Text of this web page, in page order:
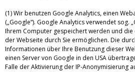
(1) Wir benutzen Google Analytics, einen
(„Google“). Google Analytics verwendet sog.
Ihrem Computer gespeichert werden und die
der Webseite durch Sie ermöglichen. Die
Informationen über Ihre Benutzung dieser
einen Server von Google in den USA
Falle der Aktivierung der IP-Anonymisierung